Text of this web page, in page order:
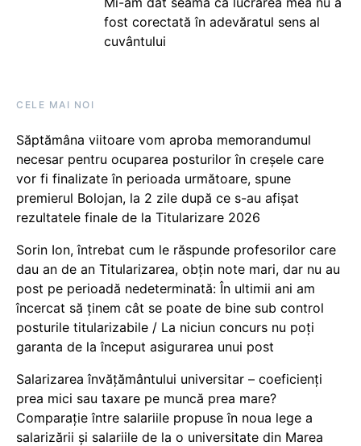
fost corectată în adevăratul sens al
cuvântului
CELE MAI NOI
Săptămâna viitoare vom aproba memorandumul
necesar pentru ocuparea posturilor în creșele care
vor fi finalizate în perioada următoare, spune
premierul Bolojan, la 2 zile după ce s-au afișat
rezultatele finale de la Titularizare 2026
Sorin Ion, întrebat cum le răspunde profesorilor care
dau an de an Titularizarea, obțin note mari, dar nu au
post pe perioadă nedeterminată: În ultimii ani am
încercat să ținem cât se poate de bine sub control
posturile titularizabile / La niciun concurs nu poți
garanta de la început asigurarea unui post
Salarizarea învățământului universitar – coeficienți
prea mici sau taxare pe muncă prea mare?
Comparație între salariile propuse în noua lege a
salarizării și salariile de la o universitate din Marea